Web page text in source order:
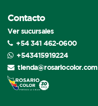
Contacto
Ver sucursales
+54 341 462-0600
+543415919224
tienda@rosariocolor.com